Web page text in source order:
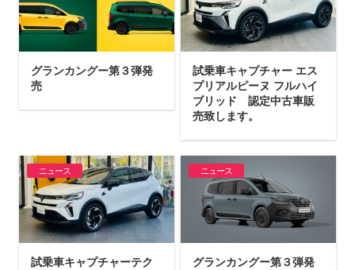
グランカングー第３弾発
売
試乗車キャプチャー エス
プリアルピーヌ フルハイ
ブリッド 認定中古車販
売致します。
ニュース
試乗車キャプチャーテク
ニュース
グランカングー第３弾発